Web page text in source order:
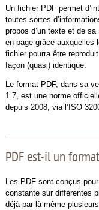
Un fichier PDF permet
toutes sortes
propos d’un texte et de sa
en page grâce auxquelles
fichier pourra être
façon (quasi) identique.
Le format PDF, dans sa
1.7, est une norme
depuis 2008, via l’ISO
PDF est-il un
Les PDF sont conçus
constante sur différentes
déjà par là même